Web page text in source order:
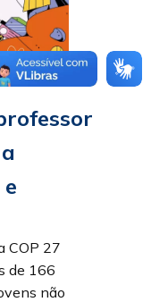
COP 27
de 166
não